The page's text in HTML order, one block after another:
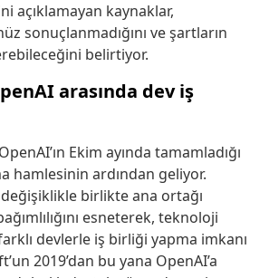
açıklamayan kaynaklar,
sonuçlanmadığını ve şartların
belirtiyor.
arasında dev iş
Ekim ayında tamamladığı
hamlesinin ardından geliyor.
birlikte ana ortağı
esneterek, teknoloji
devlerle iş birliği yapma imkanı
2019’dan bu yana OpenAI’a